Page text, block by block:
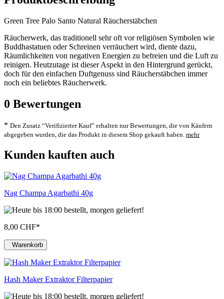
Green Tree Palo Santo Natural Räucherstäbchen
Räucherwerk, das traditionell sehr oft vor religiösen Symbolen wie
Buddhastatuen oder Schreinen verräuchert wird, diente dazu,
Räumlichkeiten von negativen Energien zu befreien und die Luft zu
reinigen. Heutzutage ist dieser Aspekt in den Hintergrund gerückt,
doch für den einfachen Duftgenuss sind Räucherstäbchen immer
noch ein beliebtes Räucherwerk.
0 Bewertungen
* Den Zusatz “Verifizierter Kauf” erhalten nur Bewertungen, die von Käufern
abgegeben wurden, die das Produkt in diesem Shop gekauft haben. mehr
Kunden kauften auch
Nag Champa Agarbathi 40g
8,00 CHF*
Warenkorb
Hash Maker Extraktor Filterpapier